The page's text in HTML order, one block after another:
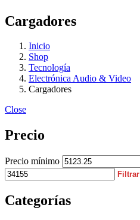
Cargadores
Inicio
Shop
Tecnología
Electrónica Audio & Video
Cargadores
Close
Precio
Precio mínimo
Filtrar
Categorías